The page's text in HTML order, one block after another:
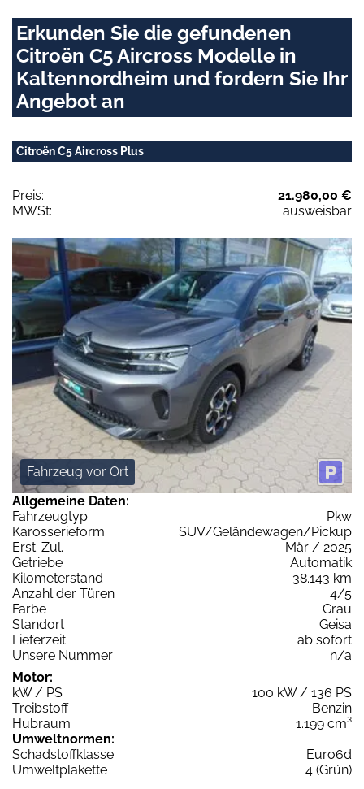
Erkunden Sie die gefundenen
Citroën C5 Aircross Modelle in
Kaltennordheim und fordern Sie Ihr
Angebot an
Citroën C5 Aircross Plus
Preis:
21.980,00 €
MWSt:
ausweisbar
Fahrzeug vor Ort
Allgemeine Daten:
Fahrzeugtyp
Pkw
Karosserieform
SUV/Geländewagen/Pickup
Erst-Zul.
Mär / 2025
Getriebe
Automatik
Kilometerstand
38.143 km
Anzahl der Türen
4/5
Farbe
Grau
Standort
Geisa
Lieferzeit
ab sofort
Unsere Nummer
n/a
Motor:
kW / PS
100 kW / 136 PS
Treibstoff
Benzin
Hubraum
1.199 cm³
Umweltnormen:
Schadstoffklasse
Euro6d
Umweltplakette
4 (Grün)